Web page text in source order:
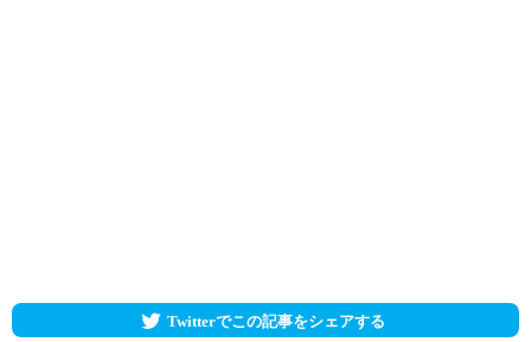
Twitterでこの記事をシェアする